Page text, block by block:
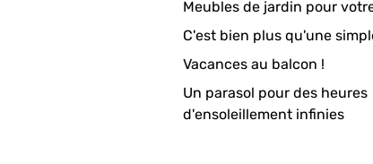
Blumentopf zu groß bestellt habe,wurdeer anstandslos
Meubles de jardin pour
C'est bien plus qu'une
Vacances au balcon !
Un parasol pour des heures
d'ensoleillement infinies